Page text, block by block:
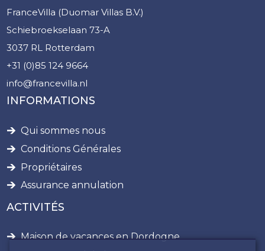
FranceVilla (Duomar Villas B.V.)
Schiebroekselaan 73-A
3037 RL Rotterdam
+31 (0)85 124 9664
info@francevilla.nl
INFORMATIONS
Qui sommes nous
Conditions Générales
Propriétaires
Assurance annulation
ACTIVITÉS
Maison de vacances en Dordogne